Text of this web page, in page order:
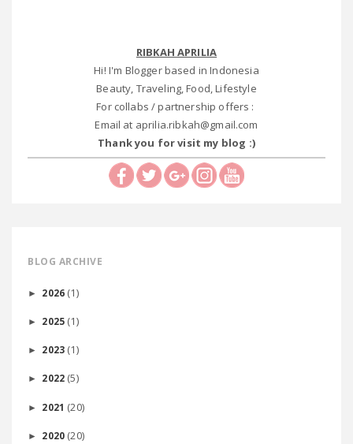
RIBKAH APRILIA
Hi! I'm Blogger based in Indonesia
Beauty, Traveling, Food, Lifestyle
For collabs / partnership offers :
Email at aprilia.ribkah@gmail.com
Thank you for visit my blog :)
BLOG ARCHIVE
► 2026 (1)
► 2025 (1)
► 2023 (1)
► 2022 (5)
► 2021 (20)
► 2020 (20)